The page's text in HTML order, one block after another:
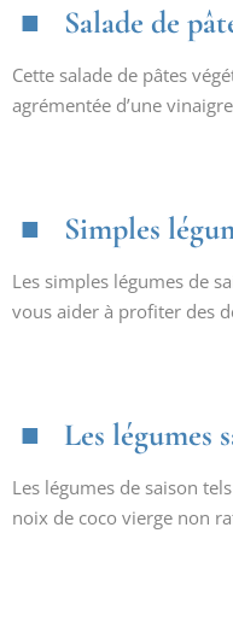
Salade de
Cette salade de pâtes
agrémentée d’une
Simples
Les simples légumes de
vous aider à profiter des
Les légumes
Les légumes de saison
noix de coco vierge non